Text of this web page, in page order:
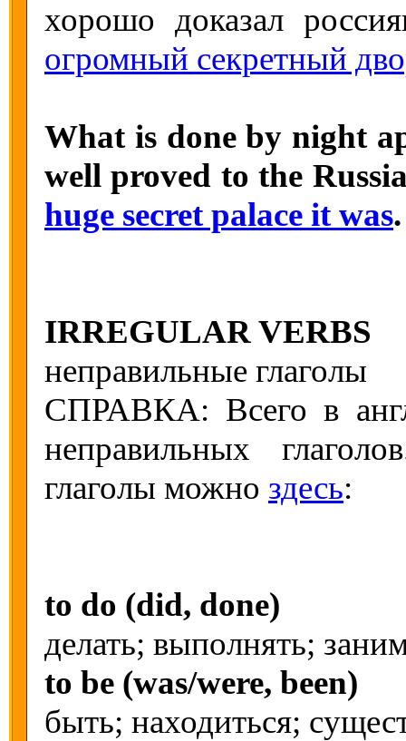
хорошо доказал
огромный секретный
What is done by night
well proved to the
huge secret palace it was.
IRREGULAR VERBS
неправильные глаголы
СПРАВКА: Всего в
неправильных
глаголы можно здесь:
to do (did, done)
делать; выполнять;
to be (was/were, been)
быть; находиться;